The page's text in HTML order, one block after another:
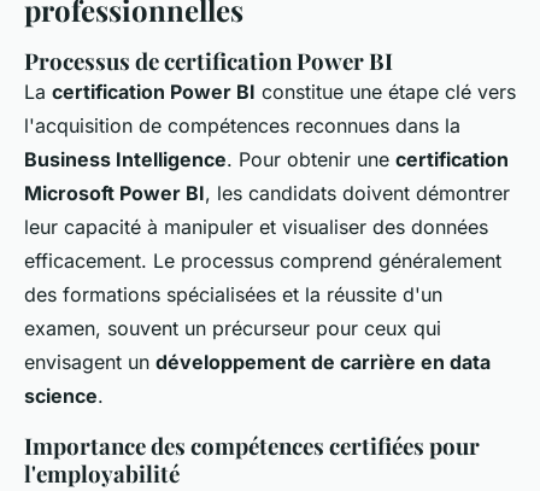
professionnelles
Processus de certification Power BI
La certification Power BI constitue une étape clé vers
l'acquisition de compétences reconnues dans la
Business Intelligence. Pour obtenir une certification
Microsoft Power BI, les candidats doivent démontrer
leur capacité à manipuler et visualiser des données
efficacement. Le processus comprend généralement
des formations spécialisées et la réussite d'un
examen, souvent un précurseur pour ceux qui
envisagent un développement de carrière en data
science.
Importance des compétences certifiées pour
l'employabilité